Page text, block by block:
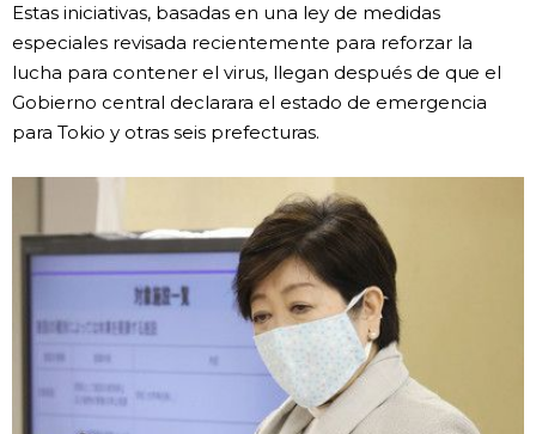
Blog
Tokio
Estas iniciativas, basadas en una ley de medidas
especiales revisada recientemente para reforzar la
lucha para contener el virus, llegan después de que el
Gobierno central declarara el estado de emergencia
para Tokio y otras seis prefecturas.